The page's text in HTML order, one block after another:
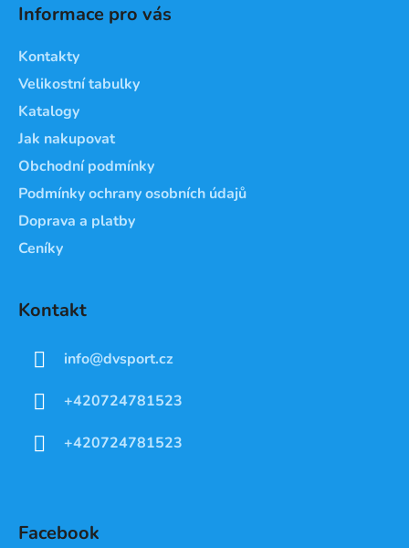
Informace pro vás
Kontakty
Velikostní tabulky
Katalogy
Jak nakupovat
Obchodní podmínky
Podmínky ochrany osobních údajů
Doprava a platby
Ceníky
Kontakt
info@dvsport.cz
+420724781523
+420724781523
Facebook